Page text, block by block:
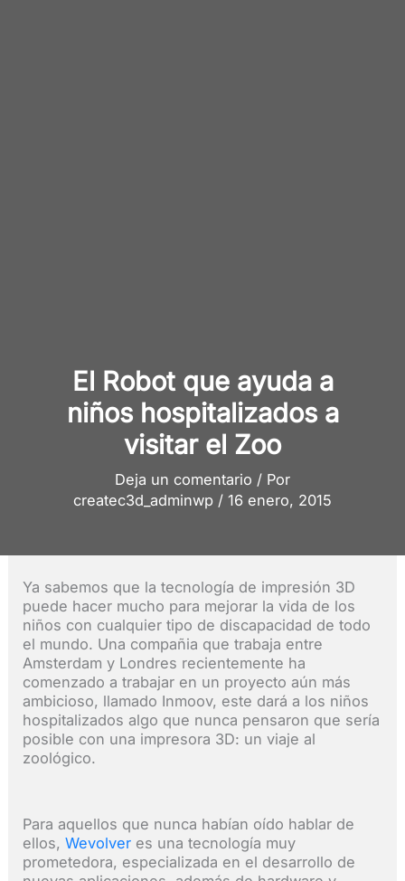
El Robot que ayuda a
niños hospitalizados a
visitar el Zoo
Deja un comentario / Por
createc3d_adminwp / 16 enero, 2015
Ya sabemos que la tecnología de impresión 3D
puede hacer mucho para mejorar la vida de los
niños con cualquier tipo de discapacidad de todo
el mundo. Una compañia que trabaja entre
Amsterdam y Londres recientemente ha
comenzado a trabajar en un proyecto aún más
ambicioso, llamado Inmoov, este dará a los niños
hospitalizados algo que nunca pensaron que sería
posible con una impresora 3D: un viaje al
zoológico.
Para aquellos que nunca habían oído hablar de
ellos,Wevolver es una tecnología muy
prometedora, especializada en el desarrollo de